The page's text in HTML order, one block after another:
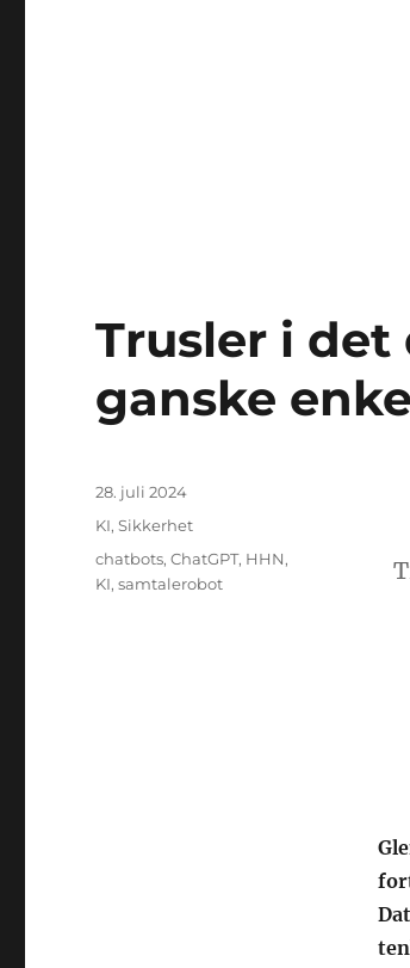
Trusler i det
ganske
Publisert
28. juli 2024
Kategorier
KI,Sikkerhet
Stikkord
chatbots,ChatGPT, HHN,
KI,samtalerobot